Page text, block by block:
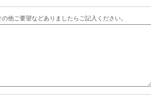
の他ご要望などありましたらご記入ください。